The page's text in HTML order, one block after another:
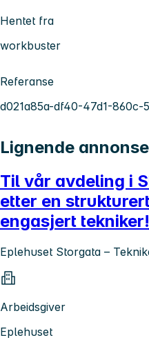
Hentet fra
workbuster
Referanse
d021a85a-df40-47d1-860c-
Lignende
Til vår avdeling i
etter en
engasjert tekniker!
Eplehuset Storgata –
Arbeidsgiver
Eplehuset